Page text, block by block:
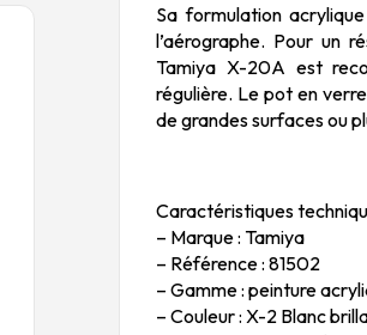
Sa formulation
l’aérographe. Pour un
Tamiya X-20A est
régulière. Le pot en
de grandes surfaces ou
Caractéristiques
– Marque : Tamiya
– Référence : 81502
– Gamme : peinture
– Couleur : X-2 Blanc